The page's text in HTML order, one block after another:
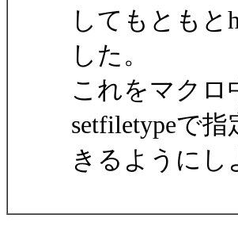
してもともと
した。
これをマクロ
setfiletypeで指
きるように